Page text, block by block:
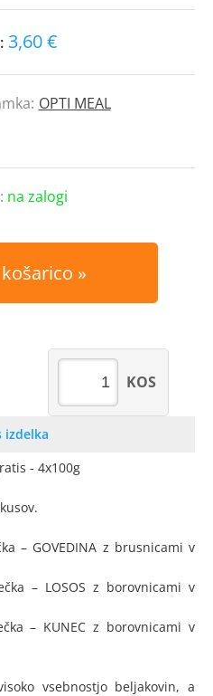
3,60 €
OPTI MEAL
na zalogi
KOS
izdelka
- 4x100g
– GOVEDINA z brusnicami v
– LOSOS z borovnicami v
– KUNEC z borovnicami v
vsebnostjo beljakovin, a